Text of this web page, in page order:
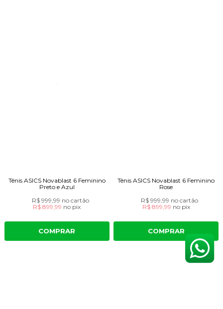
Tênis ASICS Novablast 6 Feminino
Preto e Azul
R$ 999,99 no cartão
R$ 899,99 no pix
COMPRAR
Tênis ASICS Novablast 6 Feminino
Rose
R$ 999,99 no cartão
R$ 899,99 no pix
COMPRAR